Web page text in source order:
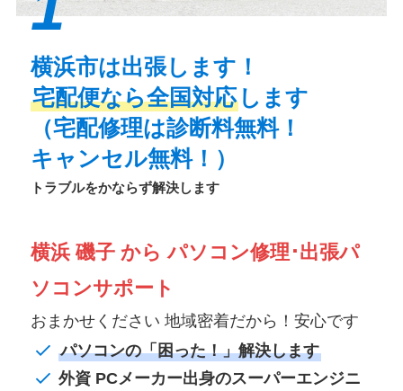
横浜市は出張します！
宅配便なら全国対応 します
（宅配修理は診断料無料！
キャンセル無料！）
トラブルをかならず解決します
横浜 磯子 から パソコン修理･出張パ
ソコンサポート
おまかせください 地域密着だから！安心です
パソコンの「困った！」解決します
外資 PCメーカー出身のスーパーエンジニ